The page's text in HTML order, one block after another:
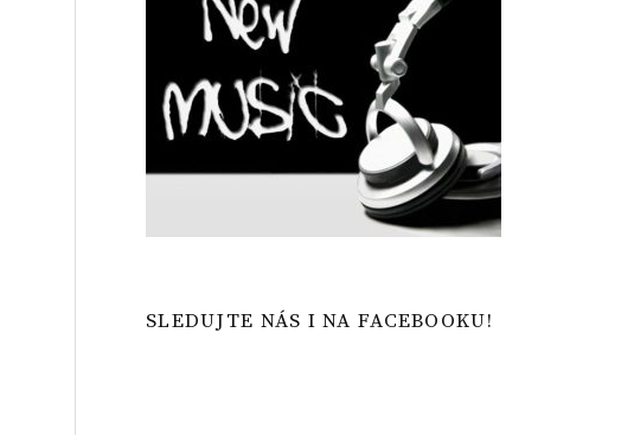
SLEDUJTE NÁS I NA FACEBOOKU!